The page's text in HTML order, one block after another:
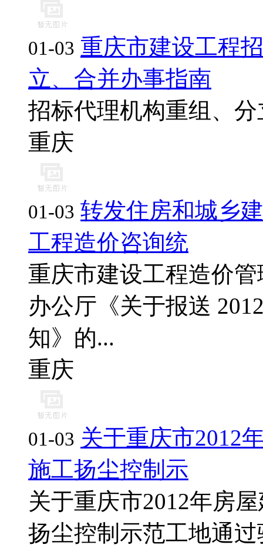
01-03 重庆市建设工程
立、合并办事指南
招标代理机构重组、
重庆
01-03 转发住房和城乡
工程造价咨询统
重庆市建设工程造价
办公厅《关于报送
知》的...
重庆
01-03 关于重庆市2012
施工扬尘控制示
关于重庆市2012年房
扬尘控制示范工地通